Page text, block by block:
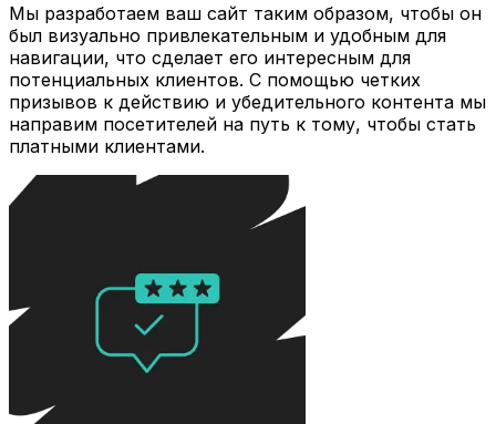
Мы разработаем ваш сайт таким образом, чтобы он
был визуально привлекательным и удобным для
навигации, что сделает его интересным для
потенциальных клиентов. С помощью четких
призывов к действию и убедительного контента мы
направим посетителей на путь к тому, чтобы стать
платными клиентами.